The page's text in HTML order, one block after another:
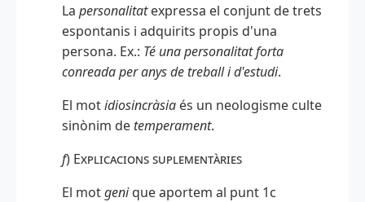
La personalitatexpressa el conjunt de trets
espontanis i adquirits propis d'una
persona. Ex.: Té una personalitat forta
conreada per anys de treball i d'estudi.
El motidiosincràsia és un neologisme culte
sinònim de temperament.
f) Explicacions suplementàries
El motgenique aportem al punt 1c